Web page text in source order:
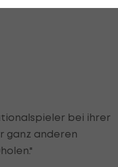
bei ihrer
ganz anderen